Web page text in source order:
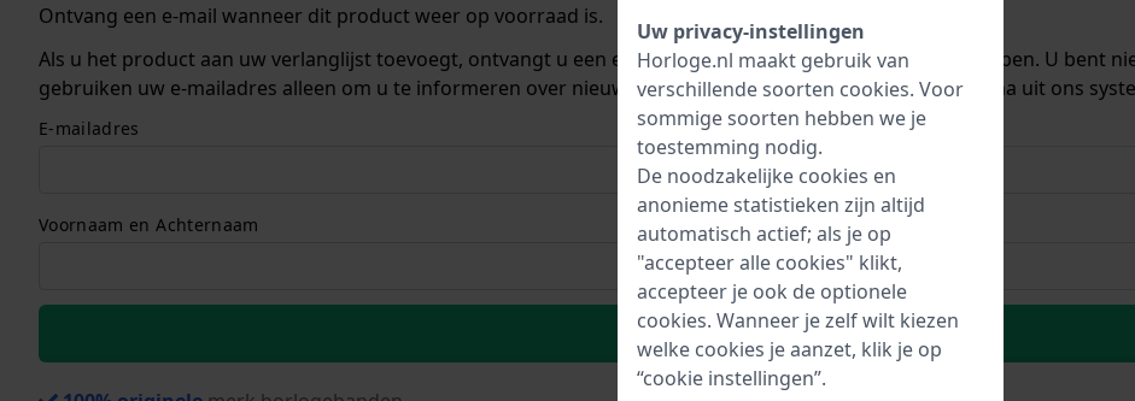
Ontvang een e-mail wanneer dit product weer op voorraad is.
Als u het product aan uw verlanglijst toevoegt, ontvangt u een e-mail zodra we het weer op voorraad hebben. U bent
gebruiken uw e-mailadres alleen om u te informeren over nieuwe voorraad. Het wordt onmiddellijk daarna uit ons
E-mailadres
Voornaam en Achternaam
Plaats in wenslijst
Uw privacy-instellingen
Horloge.nl maakt gebruik van
verschillende soorten cookies. Voor
sommige soorten hebben we je
toestemming nodig.
De noodzakelijke cookies en
anonieme statistieken zijn altijd
automatisch actief; als je op
"accepteer alle cookies" klikt,
accepteer je ook de optionele
cookies. Wanneer je zelf wilt kiezen
welke cookies je aanzet, klik je op
“cookie instellingen”.